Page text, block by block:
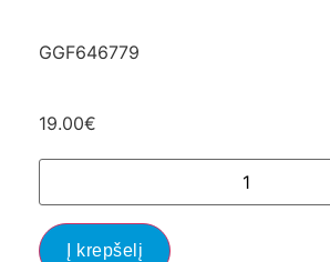
GGF646779
19.00€
Į krepšelį